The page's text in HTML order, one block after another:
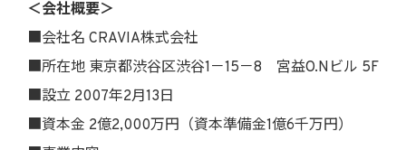
＜会社概要＞
■会社名 CRAVIA株式会社
■所在地 東京都渋谷区渋谷1－15－8 宮益O.Nビル 5F
■設立 2007年2月13日
■資本金 2億2,000万円（資本準備金1億6千万円）